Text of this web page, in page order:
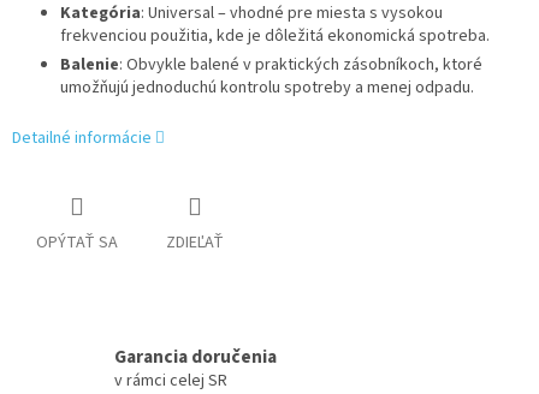
Kategória: Universal – vhodné pre miesta s vysokou
frekvenciou použitia, kde je dôležitá ekonomická spotreba.
Balenie: Obvykle balené v praktických zásobníkoch, ktoré
umožňujú jednoduchú kontrolu spotreby a menej odpadu.
Detailné informácie
OPÝTAŤ SA ZDIEĽAŤ
Garancia doručenia
v rámci celej SR